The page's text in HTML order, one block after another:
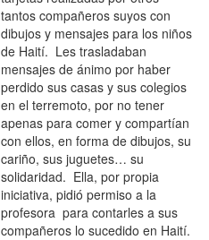
tantos compañeros suyos con
dibujos y mensajes para los niños
de Haití. Les trasladaban
mensajes de ánimo por haber
perdido sus casas y sus colegios
en el terremoto, por no tener
apenas para comer y compartían
con ellos, en forma de dibujos, su
cariño, sus juguetes… su
solidaridad. Ella, por propia
iniciativa, pidió permiso a la
profesora para contarles a sus
compañeros lo sucedido en Haití.